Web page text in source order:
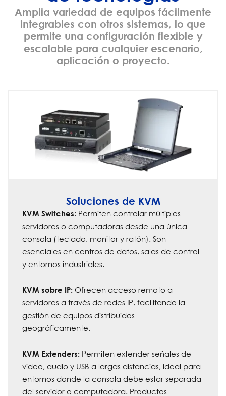
Amplia variedad de equipos fácilmente
integrables con otros sistemas, lo que
permite una configuración flexible y
escalable para cualquier escenario,
aplicación o proyecto.
Soluciones de KVM
KVM Switches: Permiten controlar múltiples
servidores o computadoras desde una única
consola (teclado, monitor y ratón). Son
esenciales en centros de datos, salas de control
y entornos industriales.
KVM sobre IP: Ofrecen acceso remoto a
servidores a través de redes IP, facilitando la
gestión de equipos distribuidos
geográficamente.
KVM Extenders: Permiten extender señales de
video, audio y USB a largas distancias, ideal para
entornos donde la consola debe estar separada
del servidor o computadora. Productos